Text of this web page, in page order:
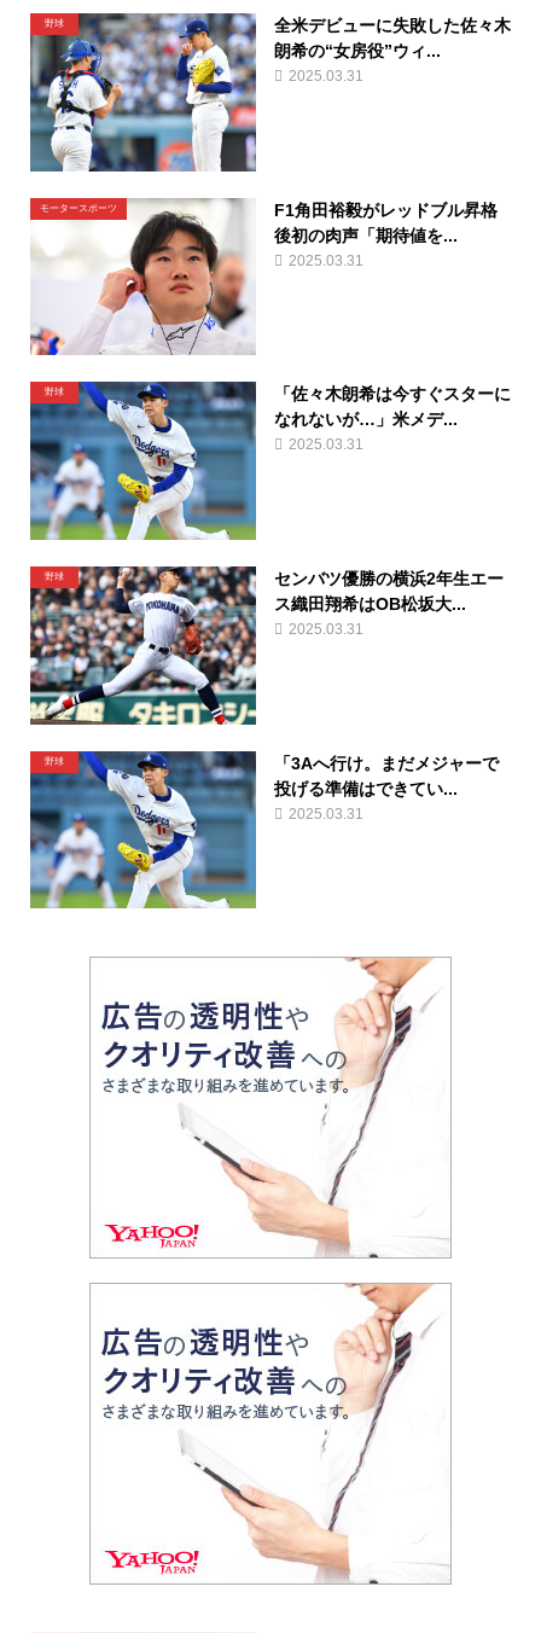
野球
全米デビューに失敗した佐々木
朗希の“女房役”ウィ...
2025.03.31
モータースポーツ
F1角田裕毅がレッドブル昇格
後初の肉声「期待値を...
2025.03.31
野球
「佐々木朗希は今すぐスターに
なれないが…」米メデ...
2025.03.31
野球
センバツ優勝の横浜2年生エー
ス織田翔希はOB松坂大...
2025.03.31
野球
「3Aへ行け。まだメジャーで
投げる準備はできてい...
2025.03.31